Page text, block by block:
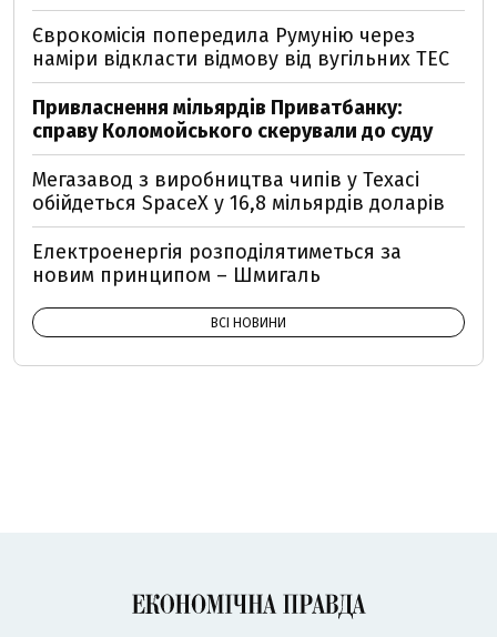
Єврокомісія попередила Румунію через
наміри відкласти відмову від вугільних ТЕС
Привласнення мільярдів Приватбанку:
справу Коломойського скерували до суду
Мегазавод з виробництва чипів у Техасі
обійдеться SpaceX у 16,8 мільярдів доларів
Електроенергія розподілятиметься за
новим принципом – Шмигаль
ВСІ НОВИНИ